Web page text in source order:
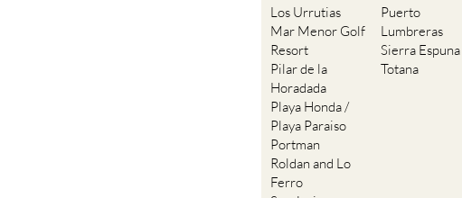
Los Urrutias
Mar Menor Golf
Resort
Pilar de la
Horadada
Playa Honda /
Playa Paraiso
Portman
Roldan and Lo
Ferro
Puerto
Lumbreras
Sierra Espuna
Totana